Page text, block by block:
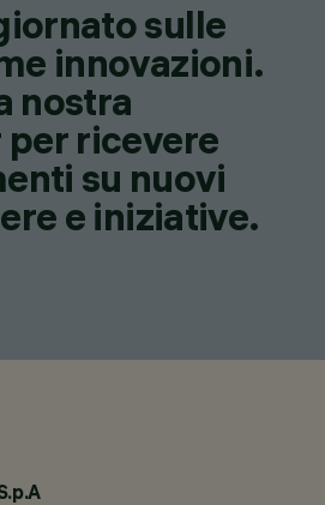
sulle
innovazioni.
nostra
ricevere
su nuovi
e iniziative.